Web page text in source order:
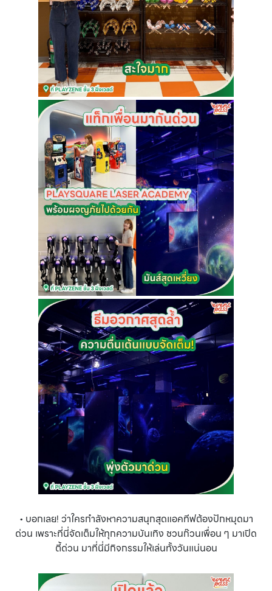
• บอกเลย! ว่าใครกำลังหาความสนุกสุดแอคทีฟต้องปักหมุดมา
ด่วน เพราะที่นี่จัดเต็มให้ทุกความบันเทิง ชวนก๊วนเพื่อน ๆ มาเปิด
ตี้ด่วน มาที่นี่มีกิจกรรมให้เล่นทั้งวันแน่นอน